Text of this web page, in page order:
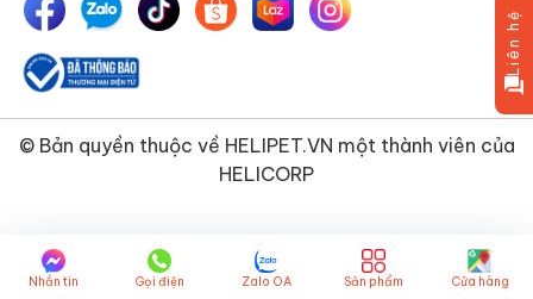
© Bản quyền thuộc về HELIPET.VN một thành viên của
HELICORP
Liên hệ
Nhắn tin Gọi điện Zalo OA Sản phẩm Cửa hàng